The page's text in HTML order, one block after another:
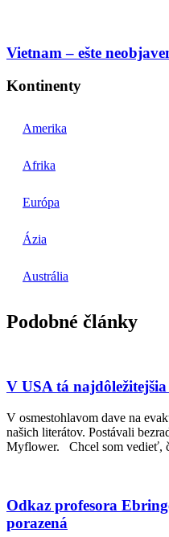
Vietnam – ešte
Kontinenty
Amerika
Afrika
Európa
Ázia
Austrália
Podobné články
V USA tá
V osmestohlavom dave na
našich literátov. Postávali
Myflower. Chcel som vedieť,
Odkaz profesora
porazená